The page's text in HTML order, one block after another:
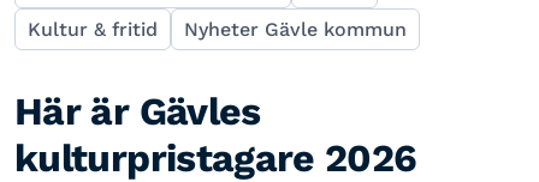
Kultur & fritid
Nyheter Gävle kommun
Här är Gävles
kulturpristagare 2026